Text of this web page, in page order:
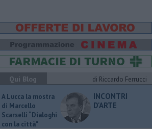
Qui Blog
di Riccardo Ferrucci
A Lucca la mostra
di Marcello
Scarselli “Dialoghi
con la città"
INCONTRI
D'ARTE